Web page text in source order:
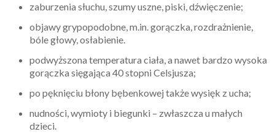
zaburzenia słuchu, szumy uszne, piski, dźwięczenie;
objawy grypopodobne, m.in. gorączka, rozdrażnienie,
bóle głowy, osłabienie.
podwyższona temperatura ciała, a nawet bardzo wysoka
gorączka sięgająca 40 stopni Celsjusza;
po pęknięciu błony bębenkowej także wysięk z ucha;
nudności, wymioty i biegunki – zwłaszcza u małych
dzieci.